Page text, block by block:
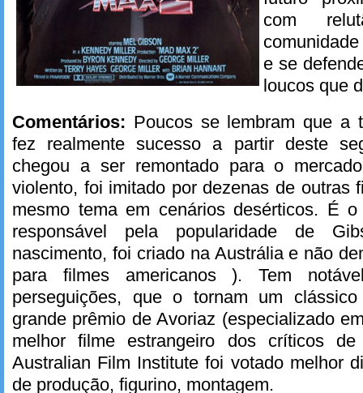
com
e se
loucos que
Comentários: Poucos se lembram que a
fez realmente sucesso a partir deste
chegou a ser remontado para o
violento, foi imitado por dezenas de outras
mesmo tema em cenários desérticos. É
responsável pela popularidade de
nascimento, foi criado na Austrália e não
para filmes americanos ). Tem
perseguições, que o tornam um
grande prêmio de Avoriaz (especializado
melhor filme estrangeiro dos críticos
Australian Film Institute foi votado melhor
de produção, figurino, montagem.